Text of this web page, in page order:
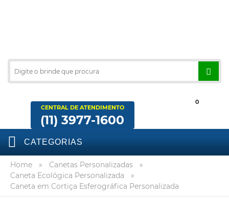
CENTRAL DE ATENDIMENTO
(11) 3977-1600
0
CATEGORIAS
Home » Canetas Personalizadas
»
Caneta Ecológica Personalizada
»
Caneta em Cortiça Esferográfica Personalizada